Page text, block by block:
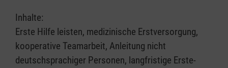
Inhalte:
Erste Hilfe leisten, medizinische Erstversorgung,
kooperative Teamarbeit, Anleitung nicht
deutschsprachiger Personen, langfristige Erste-